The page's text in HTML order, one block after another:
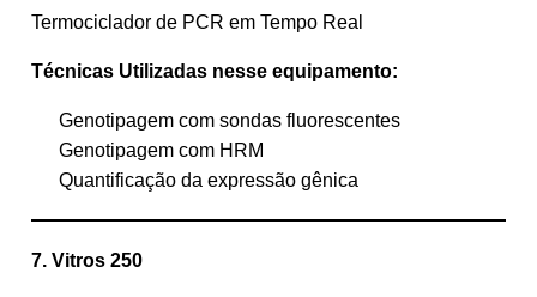
Termociclador de PCR em Tempo Real
Técnicas Utilizadas nesse equipamento:
Genotipagem com sondas fluorescentes
Genotipagem com HRM
Quantificação da expressão gênica
7. Vitros 250